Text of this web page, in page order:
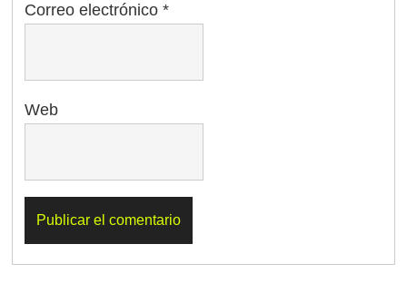
Correo electrónico*
Web